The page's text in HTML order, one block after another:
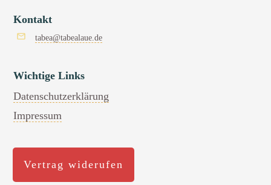
Kontakt
tabea@tabealaue.de
Wichtige Links
Datenschutzerklärung
Impressum
Vertrag widerufen